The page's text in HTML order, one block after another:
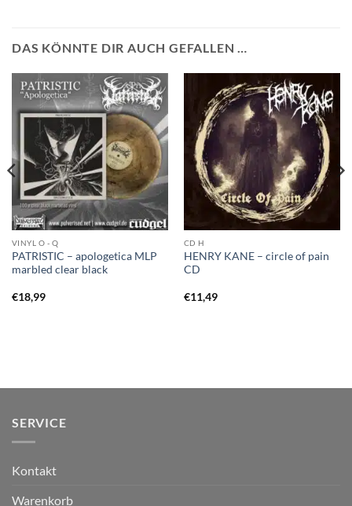
DAS KÖNNTE DIR AUCH GEFALLEN …
VINYL O - Q
PATRISTIC – apologetica MLP
marbled clear black
€18,99
CD H
HENRY KANE – circle of pain
CD
€11,49
SERVICE
Kontakt
Warenkorb